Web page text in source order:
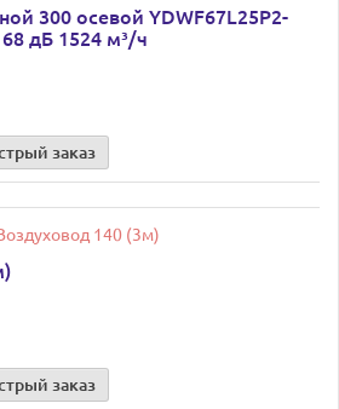
300 осевой YDWF67L25P2-
дБ 1524 м³/ч
заказ
заказ